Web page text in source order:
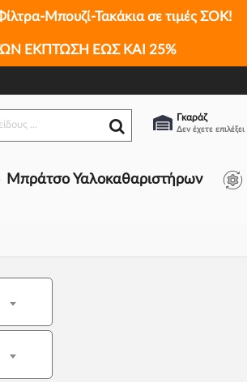
Μπουζί-Τακάκια σε τιμές ΣΟΚ!
ΕΚΠΤΩΣΗ ΕΩΣ ΚΑΙ 25%
Γκαράζ
Μπράτσο Υαλοκαθαριστήρων